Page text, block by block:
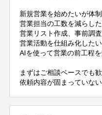
新規営業を始めたいが体
営業担当の工数を減らし
営業リスト作成、事前調
営業活動を仕組み化したい
AIを使って営業の前工程
まずはご相談ベースでも歓
依頼内容が固まっていな